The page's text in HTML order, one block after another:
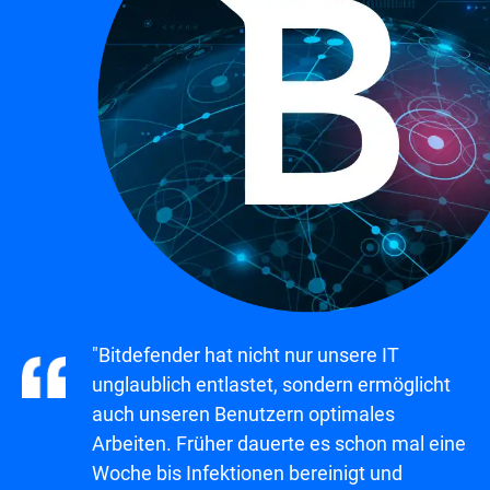
"Bitdefender hat nicht nur unsere IT
unglaublich entlastet, sondern ermöglicht
auch unseren Benutzern optimales
Arbeiten. Früher dauerte es schon mal eine
Woche bis Infektionen bereinigt und